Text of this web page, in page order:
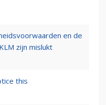
en de
zijn mislukt
this